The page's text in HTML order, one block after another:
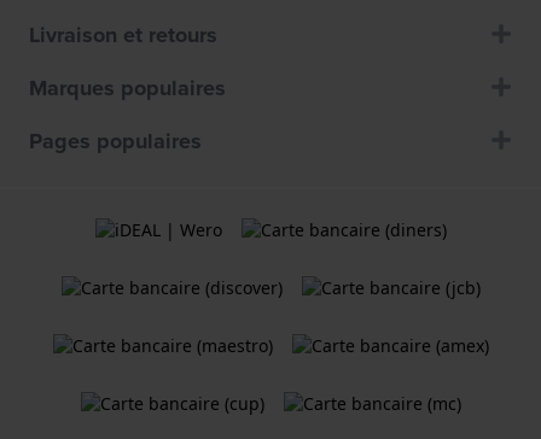
Livraison et retours
Marques populaires
Pages populaires